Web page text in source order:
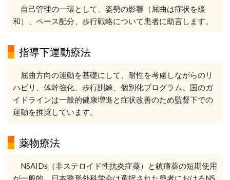
自己管理の一環として、姿勢の影響（屈曲は症状を緩
和）、ペース配分、歩行戦略について患者に助言します。
指導下運動療法
屈曲方向の運動を基礎にして、耐性を考慮しながらのリ
ハビリ、体幹強化、歩行訓練、個別化プログラム。国のガ
イドラインは一般的健康増進と症状改善のため監督下での
運動を推奨しています。
薬物療法
NSAIDs（非ステロイド性抗炎症薬）と鎮痛薬の短期使用
が一般的。日本整形外科学会は選択された患者におけるNS